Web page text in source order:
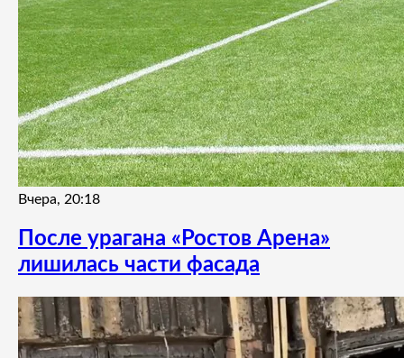
Вчера, 20:18
После урагана «Ростов Арена»
лишилась части фасада